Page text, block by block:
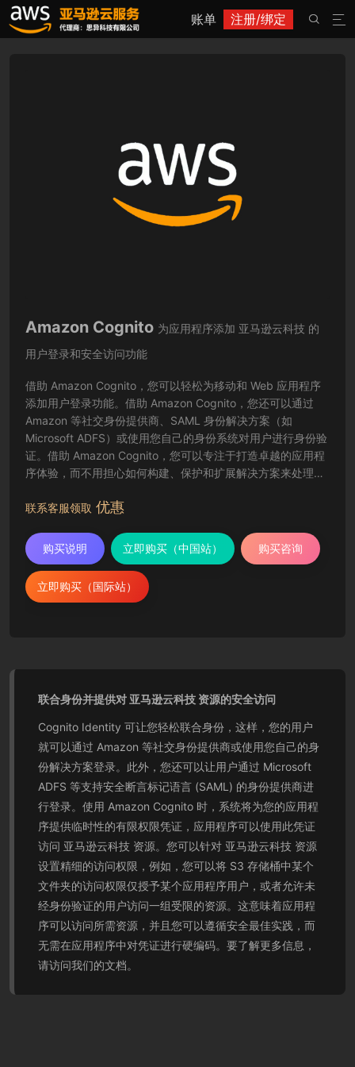
账单 注册/绑定 

Amazon Cognito 为应用程序添加 亚马逊云科技 的
用户登录和安全访问功能
借助 Amazon Cognito，您可以轻松为移动和 Web 应用程序
添加用户登录功能。借助 Amazon Cognito，您还可以通过
Amazon 等社交身份提供商、SAML 身份解决方案（如
Microsoft ADFS）或使用您自己的身份系统对用户进行身份验
证。借助 Amazon Cognito，您可以专注于打造卓越的应用程
序体验，而不用担心如何构建、保护和扩展解决方案来处理用
联系客服领取 优惠
购买说明 立即购买（中国站） 购买咨询
立即购买（国际站）
联合身份并提供对 亚马逊云科技 资源的安全访问
Cognito Identity 可让您轻松联合身份，这样，您的用户
就可以通过 Amazon 等社交身份提供商或使用您自己的身
份解决方案登录。此外，您还可以让用户通过 Microsoft
ADFS 等支持安全断言标记语言 (SAML) 的身份提供商进
行登录。使用 Amazon Cognito 时，系统将为您的应用程
序提供临时性的有限权限凭证，应用程序可以使用此凭证
访问 亚马逊云科技 资源。您可以针对 亚马逊云科技 资源
设置精细的访问权限，例如，您可以将 S3 存储桶中某个
文件夹的访问权限仅授予某个应用程序用户，或者允许未
经身份验证的用户访问一组受限的资源。这意味着应用程
序可以访问所需资源，并且您可以遵循安全最佳实践，而
无需在应用程序中对凭证进行硬编码。要了解更多信息，
请访问我们的文档。